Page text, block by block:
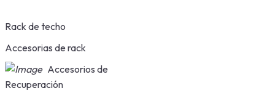
Rack de techo
Accesorias de rack
Accesorios de
Recuperación